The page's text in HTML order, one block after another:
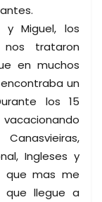
Miguel, los
nos trataron
en muchos
un
los 15
Ingleses y
que mas me
llegue a